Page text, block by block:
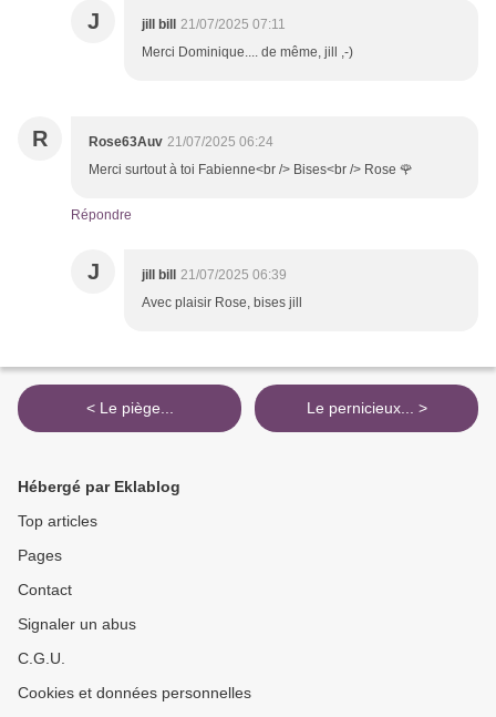
J jill bill
21/07/2025 07:11
Merci Dominique.... de même, jill ,-)
R Rose63Auv 21/07/2025 06:24
Merci surtout à toi Fabienne<br /> Bises<br /> Rose 🌹
Répondre
J jill bill
21/07/2025 06:39
Avec plaisir Rose, bises jill
< Le piège... Le pernicieux... >
Hébergé par Eklablog
Top articles
Pages
Contact
Signaler un abus
C.G.U.
Cookies et données personnelles